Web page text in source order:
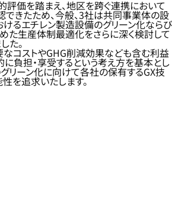
価を踏まえ、地区を跨ぐ連携において
きたため、今般、3社は共同事業体の設
るエチレン製造設備のグリーン化ならび
た生産体制最適化をさらに深く検討して
た。
なコストやGHG削減効果なども含む利益
負担・享受するという考え方を基本とし
リーン化に向けて各社の保有するGX技
を追求いたします。